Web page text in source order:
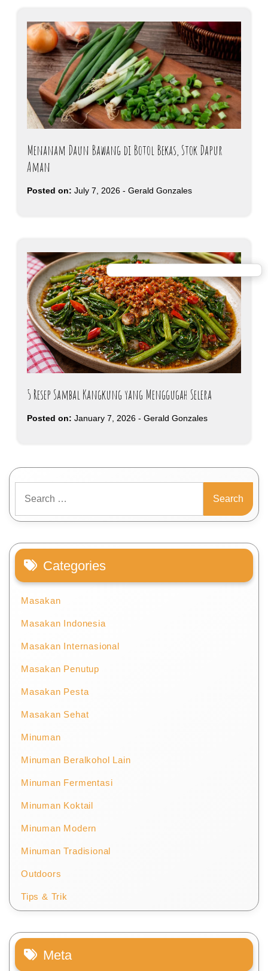
Menanam Daun Bawang di Botol Bekas, Stok Dapur
Aman
Posted on: July 7, 2026 - Gerald Gonzales
5 Resep Sambal Kangkung yang Menggugah Selera
Posted on: January 7, 2026 - Gerald Gonzales
for:
Categories
Masakan
Masakan Indonesia
Masakan Internasional
Masakan Penutup
Masakan Pesta
Masakan Sehat
Minuman
Minuman Beralkohol Lain
Minuman Fermentasi
Minuman Koktail
Minuman Modern
Minuman Tradisional
Outdoors
Tips & Trik
Meta